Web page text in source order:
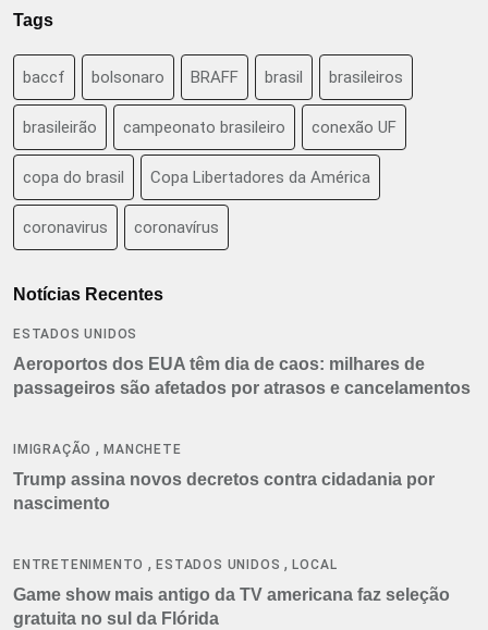
Tags
baccf bolsonaro BRAFF brasil brasileiros
brasileirão campeonato brasileiro conexão UF
copa do brasil Copa Libertadores da América
coronavirus coronavírus
Notícias Recentes
ESTADOS UNIDOS
Aeroportos dos EUA têm dia de caos: milhares de
passageiros são afetados por atrasos e cancelamentos
IMIGRAÇÃO ,MANCHETE
Trump assina novos decretos contra cidadania por
nascimento
ENTRETENIMENTO ,ESTADOS UNIDOS ,LOCAL
Game show mais antigo da TV americana faz seleção
gratuita no sul da Flórida